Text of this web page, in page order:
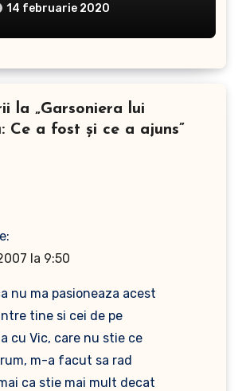
14 februarie 2020
la „Garsoniera lui
Ce a fost şi ce a ajuns”
la 9:50
nu ma pasioneaza acest
tine si cei de pe
cu Vic, care nu stie ce
m-a facut sa rad
ca stie mai mult decat